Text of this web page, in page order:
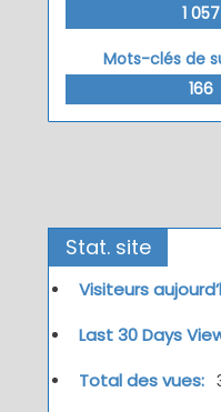
1 057
Mots-clés de
166
Stat. site
Visiteurs
Last 30 Days
Total des vues: